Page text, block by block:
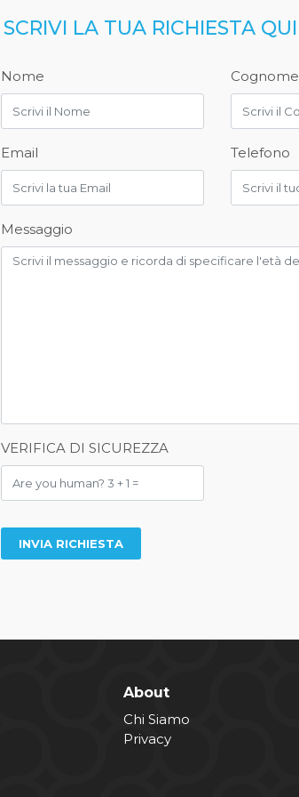
SCRIVI LA TUA RICHIESTA QUI
Nome Cognome
Email Telefono
Messaggio
VERIFICA DI SICUREZZA
About
Chi Siamo
Privacy